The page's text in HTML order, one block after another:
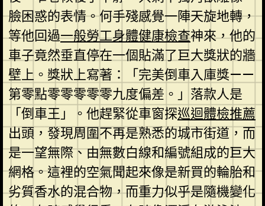
臉困惑的表情。何手殘感覺一陣天旋地轉，
等他回過一般勞工身體健康檢查神來，他的
車子竟然垂直停在一個貼滿了巨大獎狀的牆
壁上。獎狀上寫著：「完美倒車入庫獎——
第零點零零零零零九度偏差。」落款人是
「倒車王」。他趕緊從車窗探巡迴體檢推薦
出頭，發現周圍不再是熟悉的城市街道，而
是一望無際、由無數白線和編號組成的巨大
網格。這裡的空氣聞起來像是新買的輪胎和
劣質香水的混合物，而重力似乎是隨機變化